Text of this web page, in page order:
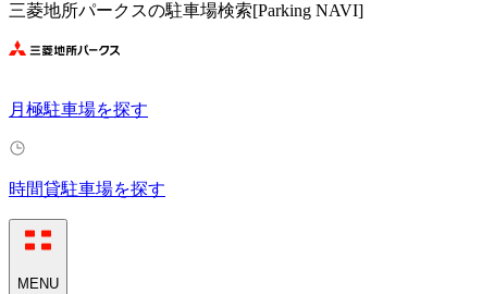
三菱地所パークスの駐車場検索[Parking NAVI]
月極駐車場を探す
時間貸駐車場を探す
MENU